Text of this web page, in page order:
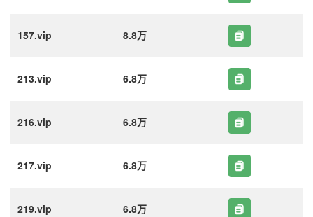
157.vip 8.8万
213.vip 6.8万
216.vip 6.8万
217.vip 6.8万
219.vip 6.8万